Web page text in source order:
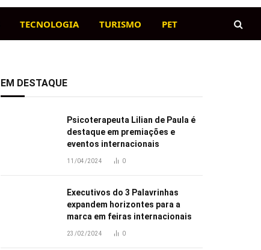
TECNOLOGIA TURISMO PET
EM DESTAQUE
Psicoterapeuta Lilian de Paula é
destaque em premiações e
eventos internacionais
11/04/2024 0
Executivos do 3 Palavrinhas
expandem horizontes para a
marca em feiras internacionais
23/02/2024 0